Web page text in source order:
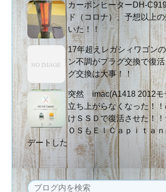
カーボンヒーターDH-
ド（コロナ）、予想以上
いた！！
17年超えレガシィワゴン
ン不調がプラグ交換で復
グ交換は大事！！
突然 imac(A1418 2012モ
立ち上がらなくなった！
けＳＳＤで復活させた！
ＯＳもＥｌＣａｐｉｔａ
デートした